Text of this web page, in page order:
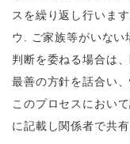
スを繰り返し行います
ウ
ご家族等がいな
判断を委ねる場合は
最善の方針を話合い
このプロセスにおい
に記載し関係者で共有